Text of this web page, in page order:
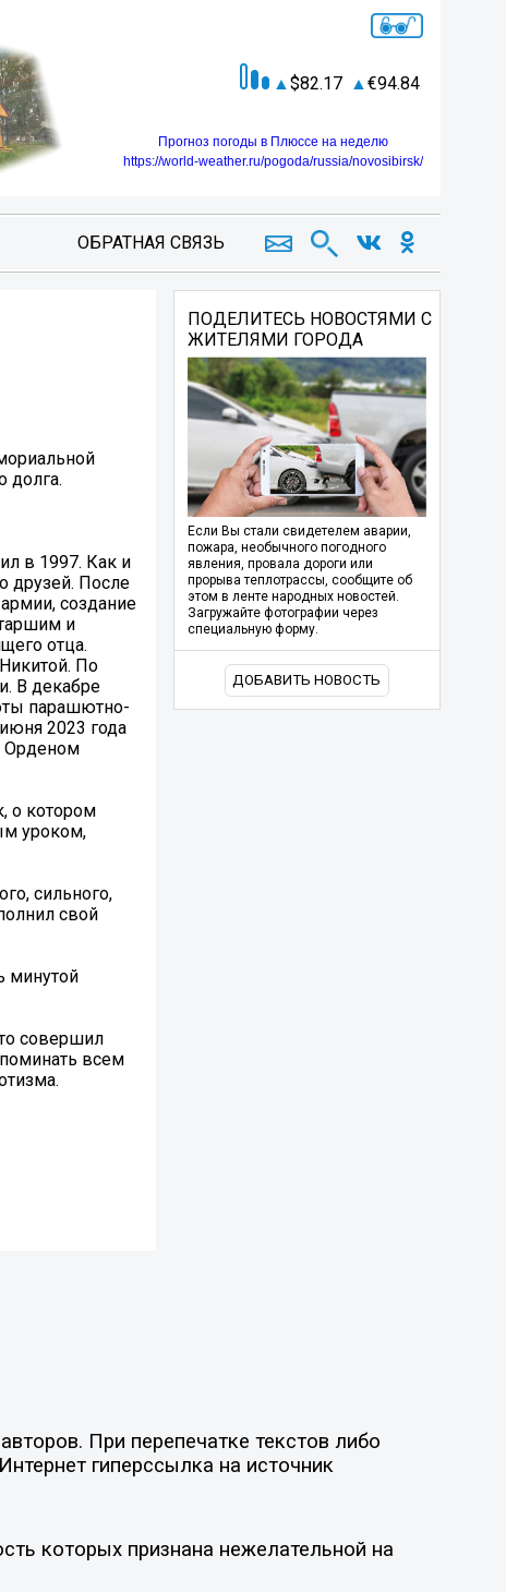
82.17 94.84
Прогноз погоды в Плюссе на неделю
https://world-weather.ru/pogoda/russia/novosibirsk/
ОБРАТНАЯ СВЯЗЬ
долга.
в 1997. Как и
друзей. После
создание
и
отца.
По
В декабре
парашютно-
2023 года
Орденом
о котором
уроком,
сильного,
свой
минутой
совершил
всем
ПОДЕЛИТЕСЬ НОВОСТЯМИ С
ЖИТЕЛЯМИ ГОРОДА
Если Вы стали свидетелем аварии,
пожара, необычного погодного
явления, провала дороги или
прорыва теплотрассы, сообщите об
этом в ленте народных новостей.
Загружайте фотографии через
специальную форму.
ДОБАВИТЬ НОВОСТЬ
При перепечатке текстов либо
гиперссылка на источник
которых признана нежелательной на